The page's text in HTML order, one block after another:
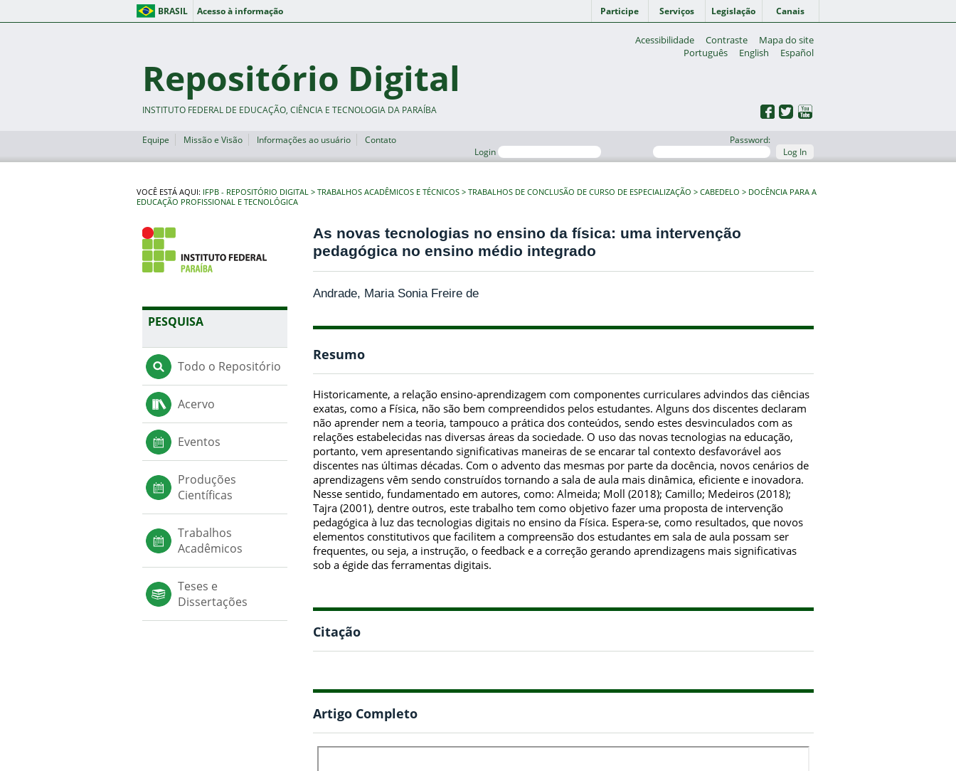
BRASIL Acesso à informação Participe Serviços Legislação Canais
Acessibilidade Contraste
Mapa do site
Português
English Español
Repositório Digital
INSTITUTO FEDERAL DE EDUCAÇÃO, CIÊNCIA E TECNOLOGIA DA PARAÍBA
Equipe Missão e Visão Informações ao usuário
Contato
Login
Password:
Log In
VOCÊ ESTÁ AQUI: IFPB - REPOSITÓRIO DIGITAL TRABALHOS ACADÊMICOS E TÉCNICOS TRABALHOS DE CONCLUSÃO DE CURSO DE ESPECIALIZAÇÃO CABEDELO
DOCÊNCIA PARA A
EDUCAÇÃO PROFISSIONAL E TECNOLÓGICA
PESQUISA
Todo o Repositório
Acervo
Eventos
Produções
Científicas
Trabalhos
Acadêmicos
Teses e
Dissertações
As novas tecnologias no ensino da física: uma intervenção
pedagógica no ensino médio integrado
Andrade, Maria Sonia Freire de
Resumo
Historicamente, a relação ensino-aprendizagem com componentes curriculares advindos das ciências
exatas, como a Física, não são bem compreendidos pelos estudantes. Alguns dos discentes declaram
não aprender nem a teoria, tampouco a prática dos conteúdos, sendo estes desvinculados com as
relações estabelecidas nas diversas áreas da sociedade. O uso das novas tecnologias na educação,
portanto, vem apresentando significativas maneiras de se encarar tal contexto desfavorável aos
discentes nas últimas décadas. Com o advento das mesmas por parte da docência, novos cenários de
aprendizagens vêm sendo construídos tornando a sala de aula mais dinâmica, eficiente e inovadora.
Nesse sentido, fundamentado em autores, como: Almeida; Moll (2018); Camillo; Medeiros (2018);
Tajra (2001), dentre outros, este trabalho tem como objetivo fazer uma proposta de intervenção
pedagógica à luz das tecnologias digitais no ensino da Física. Espera-se, como resultados, que novos
elementos constitutivos que facilitem a compreensão dos estudantes em sala de aula possam ser
frequentes, ou seja, a instrução, o feedback e a correção gerando aprendizagens mais significativas
sob a égide das ferramentas digitais.
Citação
Artigo Completo